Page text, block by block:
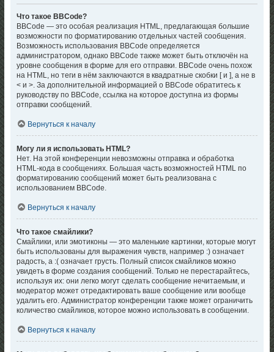
Что такое BBCode?
BBCode — это особая реализация HTML, предлагающая большие
возможности по форматированию отдельных частей сообщения.
Возможность использования BBCode определяется
администратором, однако BBCode также может быть отключён на
уровне сообщения в форме для его отправки. BBCode очень похож
на HTML, но теги в нём заключаются в квадратные скобки [ и ], а не в
< и >. За дополнительной информацией о BBCode обратитесь к
руководству по BBCode, ссылка на которое доступна из формы
отправки сообщений.
Вернуться к началу
Могу ли я использовать HTML?
Нет. На этой конференции невозможны отправка и обработка
HTML-кода в сообщениях. Большая часть возможностей HTML по
форматированию сообщений может быть реализована с
использованием BBCode.
Вернуться к началу
Что такое смайлики?
Смайлики, или эмотиконы — это маленькие картинки, которые могут
быть использованы для выражения чувств, например :) означает
радость, а :( означает грусть. Полный список смайликов можно
увидеть в форме создания сообщений. Только не перестарайтесь,
используя их: они легко могут сделать сообщение нечитаемым, и
модератор может отредактировать ваше сообщение или вообще
удалить его. Администратор конференции также может ограничить
количество смайликов, которое можно использовать в сообщении.
Вернуться к началу